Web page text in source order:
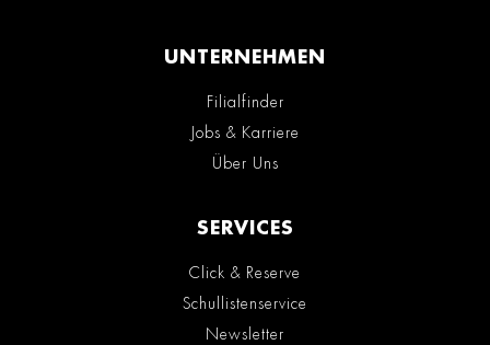
UNTERNEHMEN
Filialfinder
Jobs & Karriere
Über Uns
SERVICES
Click & Reserve
Schullistenservice
Newsletter